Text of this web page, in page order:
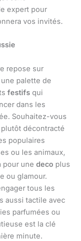
expert pour
vos invités.
repose sur
palette de
festifs qui
dans les
Souhaitez-vous
décontracté
populaires
ou les animaux,
pour une deco plus
ou glamour.
tous les
aussi tactile avec
parfumées ou
est la clé
minute.